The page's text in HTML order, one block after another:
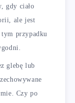
gdy ciało
ale jest
przypadku
glebę lub
Czy po